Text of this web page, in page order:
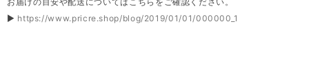
▶ https://www.pricre.shop/blog/2019/01/01/000000_1